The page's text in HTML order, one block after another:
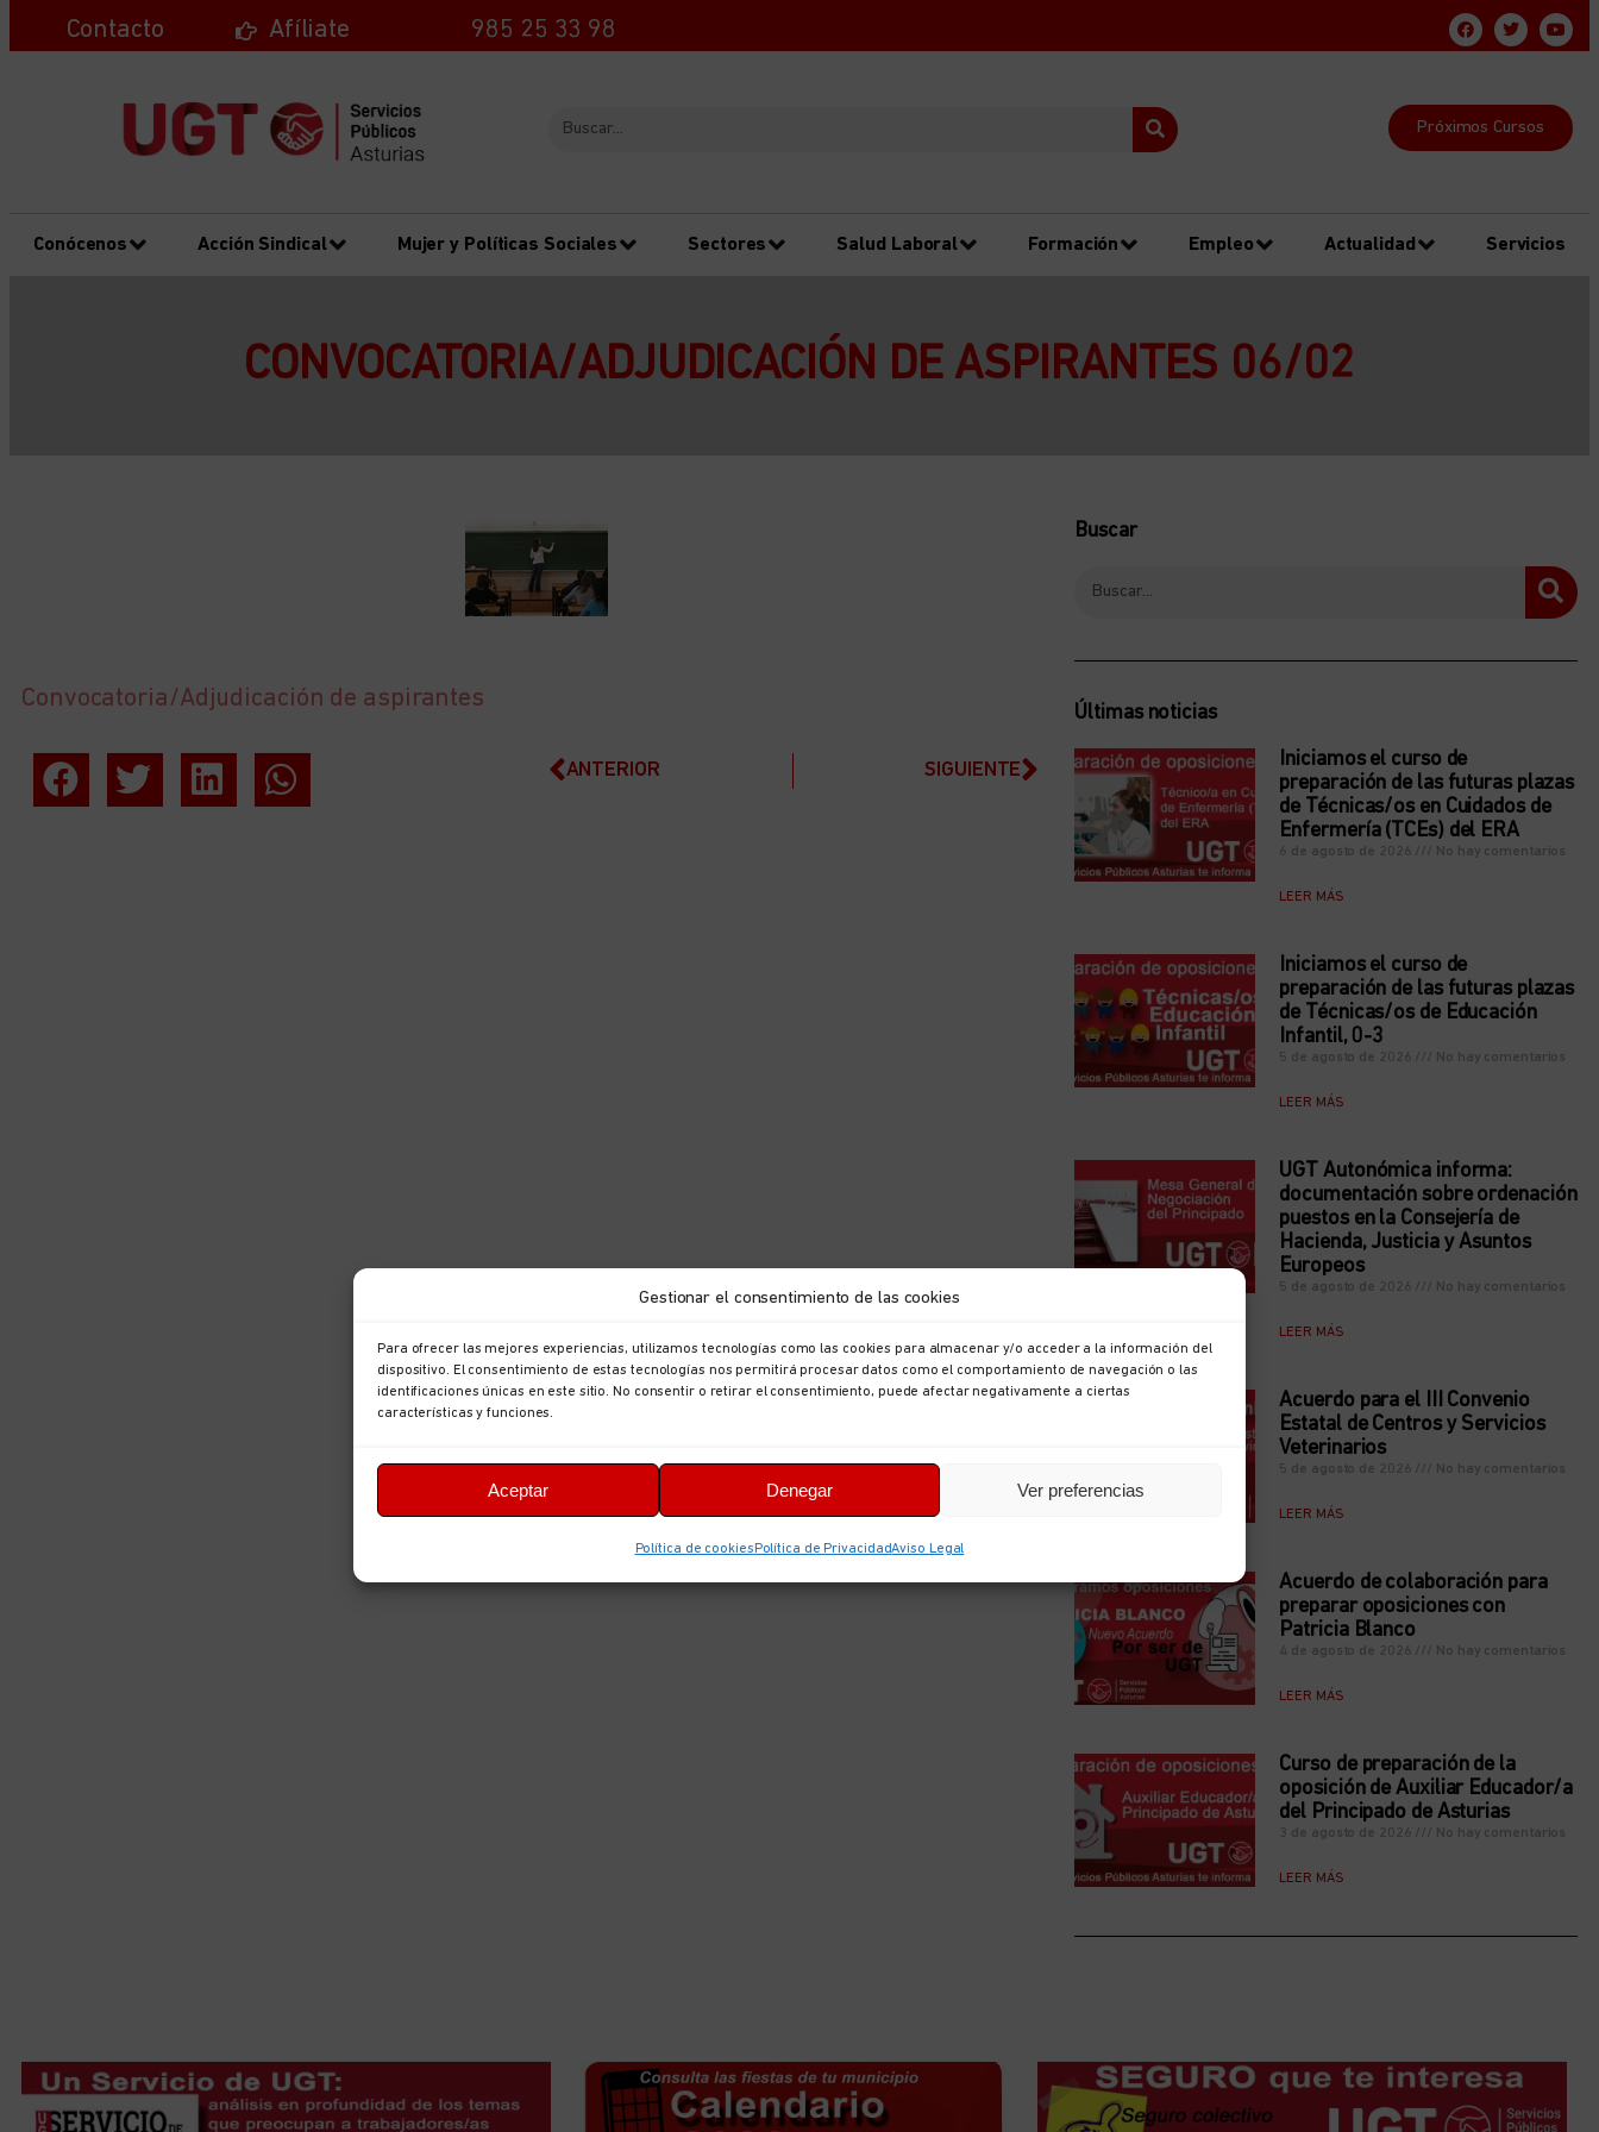
Gestionar el consentimiento de las cookies
Para ofrecer las mejores experiencias, utilizamos tecnologías como las cookies para almacenar y/o acceder a la información del
dispositivo. El consentimiento de estas tecnologías nos permitirá procesar datos como el comportamiento de navegación o las
identificaciones únicas en este sitio. No consentir o retirar el consentimiento, puede afectar negativamente a ciertas
características y funciones.
Aceptar Denegar Ver preferencias
Política de cookies Política de PrivacidadAviso Legal
Contacto Afíliate 985 25 33 98
Próximos Cursos
Conócenos Acción Sindical Mujer y Políticas Sociales Sectores Salud Laboral Formación Empleo Actualidad Servicios
CONVOCATORIA/ADJUDICACIÓN DE ASPIRANTES 06/02
Convocatoria/Adjudicación de aspirantes
ANTERIOR SIGUIENTE
Buscar
Últimas noticias
Iniciamos el curso de
preparación de las futuras plazas
de Técnicas/os en Cuidados de
Enfermería (TCEs) del ERA
6 de agosto de 2026 No hay comentarios
LEER MÁS
Iniciamos el curso de
preparación de las futuras plazas
de Técnicas/os de Educación
Infantil, 0-3
5 de agosto de 2026 No hay comentarios
LEER MÁS
UGT Autonómica informa:
documentación sobre ordenación
puestos en la Consejería de
Hacienda, Justicia y Asuntos
Europeos
5 de agosto de 2026 No hay comentarios
LEER MÁS
Acuerdo para el III Convenio
Estatal de Centros y Servicios
Veterinarios
5 de agosto de 2026 No hay comentarios
LEER MÁS
Acuerdo de colaboración para
preparar oposiciones con
Patricia Blanco
4 de agosto de 2026 No hay comentarios
LEER MÁS
Curso de preparación de la
oposición de Auxiliar Educador/a
del Principado de Asturias
3 de agosto de 2026 No hay comentarios
LEER MÁS